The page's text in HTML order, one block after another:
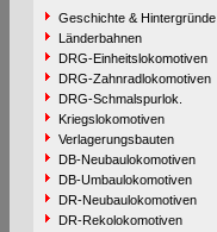
Geschichte & Hintergründe
Länderbahnen
DRG-Einheitslokomotiven
DRG-Zahnradlokomotiven
DRG-Schmalspurlok.
Kriegslokomotiven
Verlagerungsbauten
DB-Neubaulokomotiven
DB-Umbaulokomotiven
DR-Neubaulokomotiven
DR-Rekolokomotiven